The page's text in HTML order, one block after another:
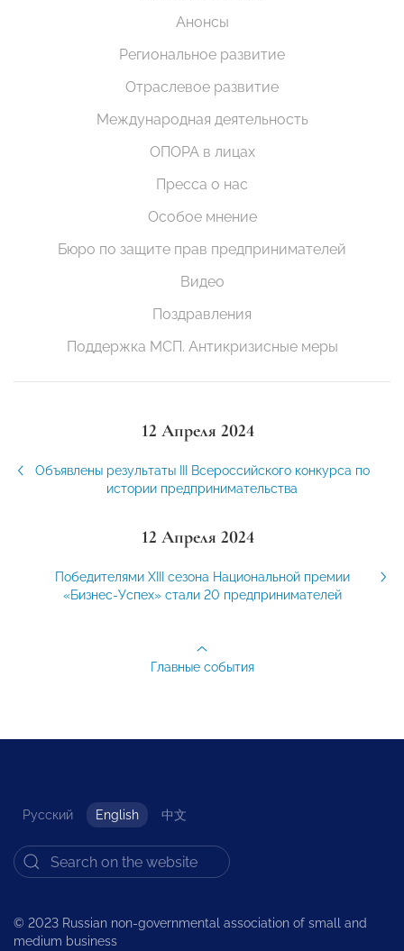
Анонсы
Региональное развитие
Отраслевое развитие
Международная деятельность
ОПОРА в лицах
Пресса о нас
Особое мнение
Бюро по защите прав предпринимателей
Видео
Поздравления
Поддержка МСП. Антикризисные меры
12 Апреля 2024
Объявлены результаты III Всероссийского конкурса по
истории предпринимательства
12 Апреля 2024
Победителями XIII сезона Национальной премии
«Бизнес-Успех» стали 20 предпринимателей
Главные события
Русский English 中文
© 2023 Russian non-governmental association of small and
medium business